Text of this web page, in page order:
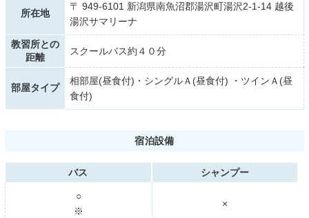
所在地
〒 949-6101 新潟県南魚沼郡湯沢町湯沢2-1-14 越後
湯沢サマリーナ
教習所との
距離
スクールバス約４０分
部屋タイプ
相部屋(昼食付)・シングルＡ(昼食付) ・ツインＡ(昼
食付)
宿泊設備
バス
○
※
シャンプー
×